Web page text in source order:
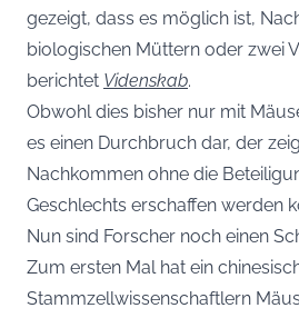
gezeigt, dass es möglich ist,
biologischen Müttern oder zwei
berichtet Videnskab.
Obwohl dies bisher nur mit
es einen Durchbruch dar, der
Nachkommen ohne die
Geschlechts erschaffen werden
Nun sind Forscher noch einen
Zum ersten Mal hat ein
Stammzellwissenschaftlern